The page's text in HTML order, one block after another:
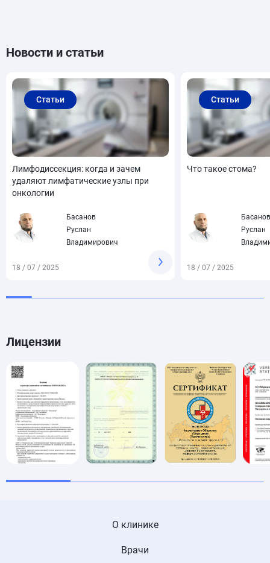
Новости и статьи
Статьи
Лимфодиссекция: когда и зачем
удаляют лимфатические узлы при
онкологии
Басанов
Руслан
Владимирович
18 / 07 / 2025
Статьи
Что такое стома?
Басанов
Руслан
18 / 07 / 2025
Лицензии
О клинике
Врачи